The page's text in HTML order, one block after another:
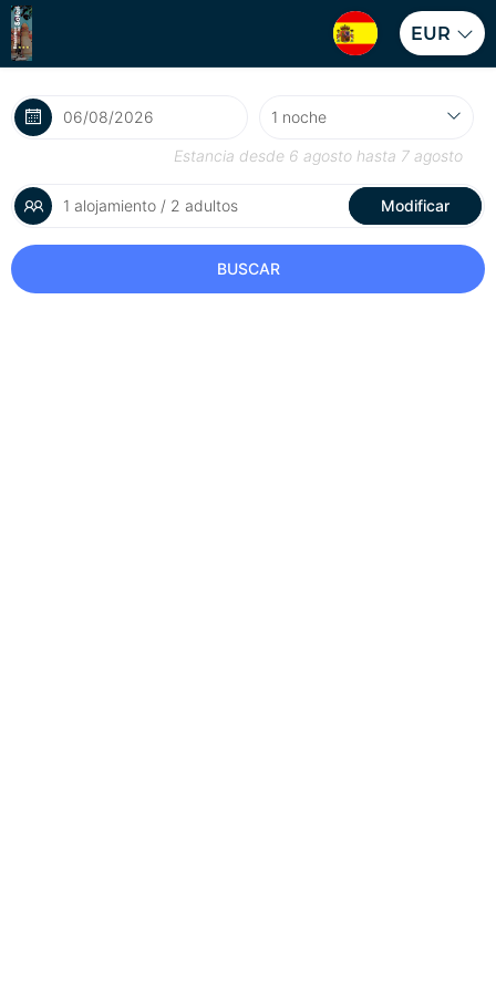
EUR
Estancia desde 6 agosto hasta 7 agosto
1 alojamiento / 2 adultos Modificar